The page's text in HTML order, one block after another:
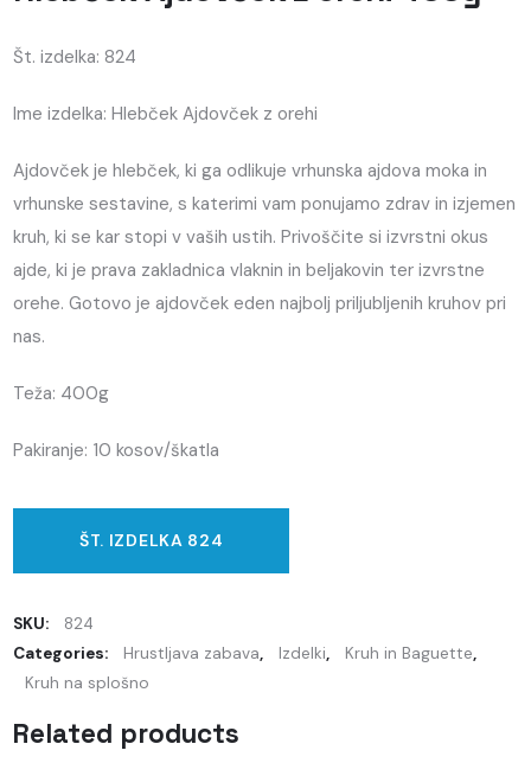
Št. izdelka: 824
Ime izdelka: Hlebček Ajdovček z orehi
Ajdovček je hlebček, ki ga odlikuje vrhunska ajdova moka in
vrhunske sestavine, s katerimi vam ponujamo zdrav in izjemen
kruh, ki se kar stopi v vaših ustih. Privoščite si izvrstni okus
ajde, ki je prava zakladnica vlaknin in beljakovin ter izvrstne
orehe. Gotovo je ajdovček eden najbolj priljubljenih kruhov pri
nas.
Teža: 400g
Pakiranje: 10 kosov/škatla
ŠT. IZDELKA 824
SKU:
824
Categories:
Hrustljava zabava, Izdelki, Kruh in Baguette,
Kruh na splošno
Related products